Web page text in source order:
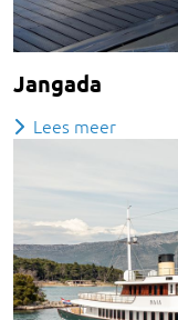
Jangada
Lees meer